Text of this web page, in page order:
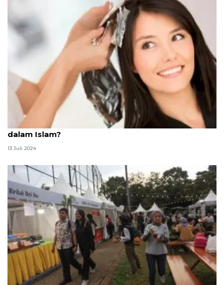
Kenapa semir dan cat rambut hitam tak dianjurkan
dalam Islam?
13 Juli 2024